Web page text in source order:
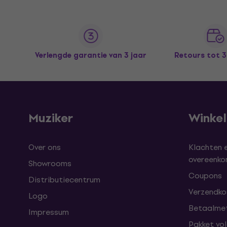
Verlengde garantie van 3 jaar Retours tot
Muziker
Over ons
Showrooms
Distributiecentrum
Logo
Impressum
Klachten
Coupons
Pakket